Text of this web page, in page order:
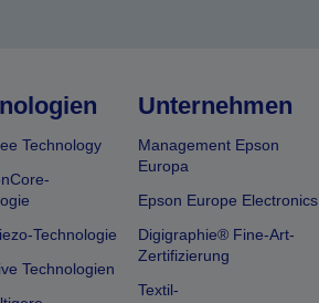
Technology
Technologie
Technologien
Unternehmen
Management Epson
Europa
Epson Europe Electronics
Digigraphie® Fine-Art-
Zertifizierung
Textil-